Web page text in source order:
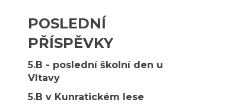
POSLEDNÍ
PŘÍSPĚVKY
5.B - poslední školní den u
Vltavy
5.B v Kunratickém lese